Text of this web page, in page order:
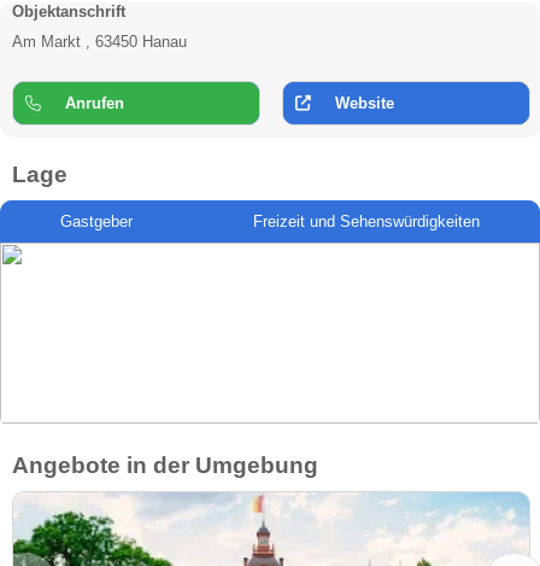
Objektanschrift
Am Markt , 63450 Hanau
Anrufen Website
Lage
Gastgeber Freizeit und Sehenswürdigkeiten
Angebote in der Umgebung